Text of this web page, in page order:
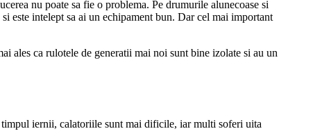
nu poate sa fie o problema. Pe drumurile alunecoase si
este intelept sa ai un echipament bun. Dar cel mai important
ales ca rulotele de generatii mai noi sunt bine izolate si au un
iernii, calatoriile sunt mai dificile, iar multi soferi uita